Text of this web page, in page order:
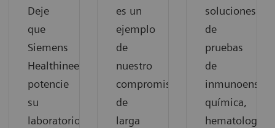
Deje
que
Siemens
Healthineers
potencie
su
laboratorio
es un
ejemplo
de
nuestro
compromiso
de
larga
soluciones
de
pruebas
de
química,
hematología,